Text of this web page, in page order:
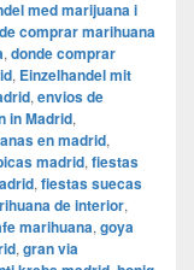
med marijuana i
comprar marihuana
, donde comprar
, Einzelhandel mit
, envios de
in Madrid,
en madrid,
madrid, fiestas
, fiestas suecas
de interior,
marihuana, goya
, gran via